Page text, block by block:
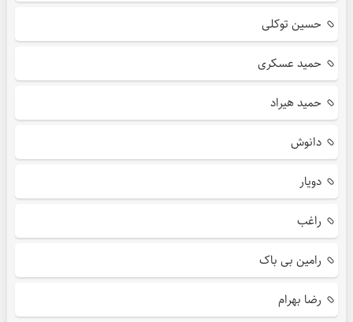
حسین توکلی
حمید عسکری
حمید هیراد
دانوش
دویار
راغب
رامین بی باک
رضا بهرام